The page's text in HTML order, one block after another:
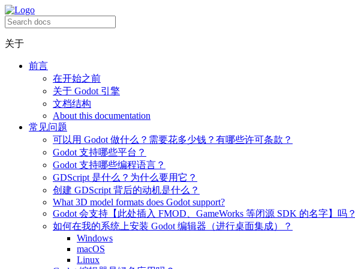
关于
前言
在开始之前
关于 Godot 引擎
文档结构
About this documentation
常见问题
可以用 Godot 做什么？需要花多少钱？有哪些许可条款？
Godot 支持哪些平台？
Godot 支持哪些编程语言？
GDScript 是什么？为什么要用它？
创建 GDScript 背后的动机是什么？
What 3D model formats does Godot support?
Godot 会支持【此处插入 FMOD、GameWorks 等闭源 SDK 的名字】吗？
如何在我的系统上安装 Godot 编辑器（进行桌面集成）？
Windows
macOS
Linux